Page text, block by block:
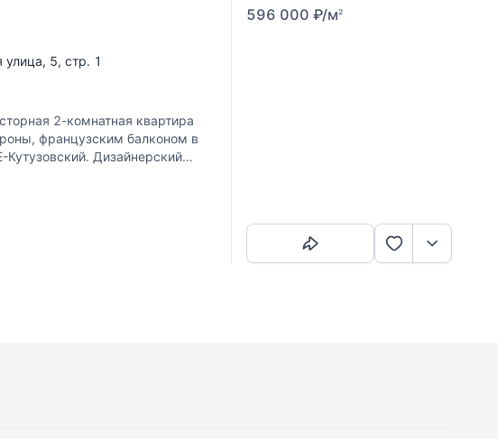
улица, 5, стр. 1
2-комнатная квартира
французским балконом в
Кутузовский. Дизайнерский
596 000 ₽/м2